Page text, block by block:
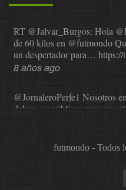
RT @Jalvar_Burgos: Hola
de 60 kilos en @futmondo
un despertador para…
8 años ago
@JornaleroPerfe1 Nosotros
deben ser públicas para que
de valorar, se probó a Cope
futmondo - Todos